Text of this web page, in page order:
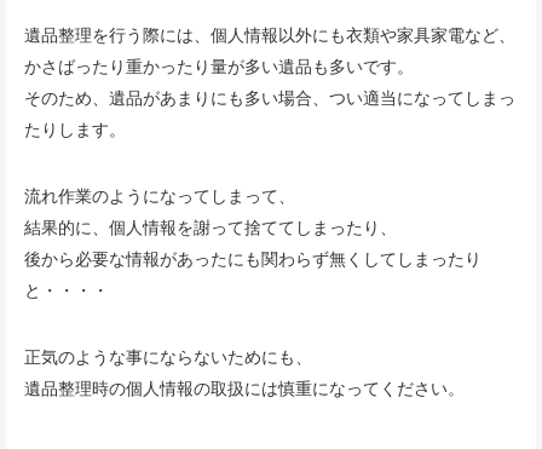
遺品整理を行う際には、個人情報以外にも衣類や家具家電など、
かさばったり重かったり量が多い遺品も多いです。
そのため、遺品があまりにも多い場合、つい適当になってしまっ
たりします。
流れ作業のようになってしまって、
結果的に、個人情報を謝って捨ててしまったり、
後から必要な情報があったにも関わらず無くしてしまったり
と・・・・
正気のような事にならないためにも、
遺品整理時の個人情報の取扱には慎重になってください。